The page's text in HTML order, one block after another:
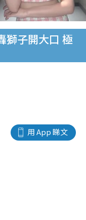
獅子開大口 極
用 App 睇文